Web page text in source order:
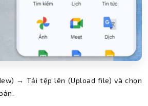
→ Tải tệp lên (Upload file) và chọn